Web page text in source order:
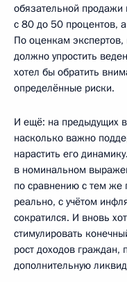
обязательной продажи
с 80 до 50 процентов,
По оценкам
должно упростить
хотел бы обратить
определённые риски.
И ещё: на предыдущих
насколько важно
нарастить его
в номинальном
по сравнению с тем же
реально, с учётом
сократился. И вновь
стимулировать
рост доходов граждан,
дополнительную